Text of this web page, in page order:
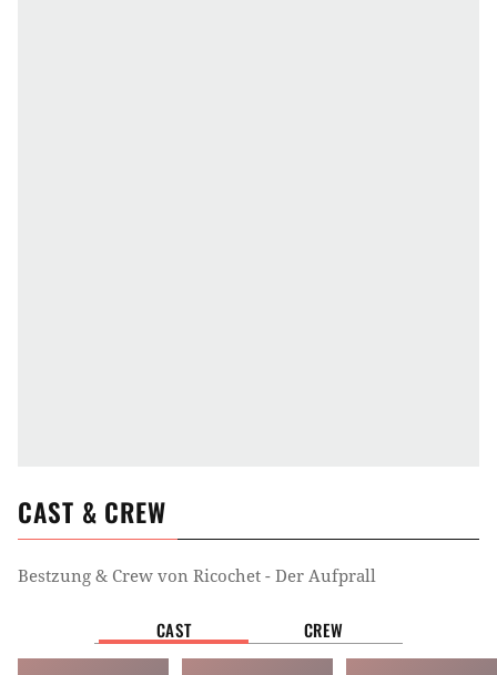
CAST & CREW
Bestzung & Crew von Ricochet - Der Aufprall
CAST CREW